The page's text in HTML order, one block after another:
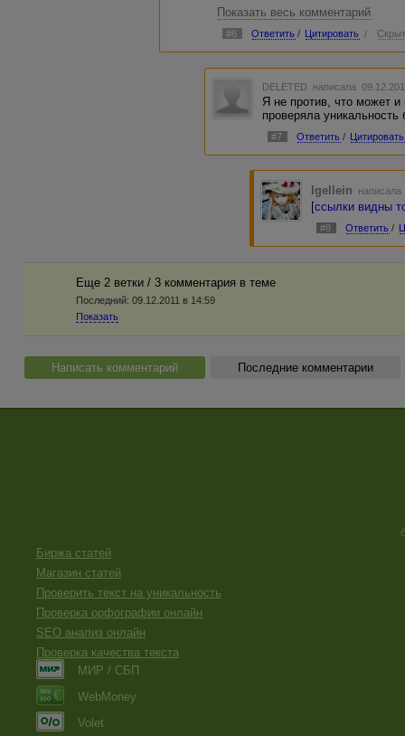
Не спешите с обвинениями.
потом отрезать
Показать весь комментарий
#6 Ответить / Цитировать /
DELETED написала
Я не против, что может
проверяла
#7 Ответить / Цитировать
Igellein
[ссылки видны
#8 Ответить /
Еще 2 ветки / 3 комментария в темe
Последний: 09.12.2011 в 14:59
Показать
Написать комментарий Последние комментарии
Биржа статей
Магазин статей
Проверить текст на уникальность
Проверка орфографии онлайн
SEO анализ онлайн
Проверка качества текста
МИР / СБП
WebMoney
Volet